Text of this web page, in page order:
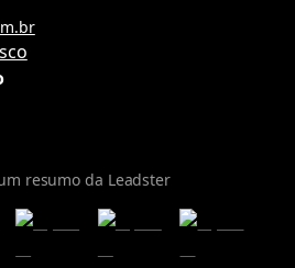
resumo da Leadster